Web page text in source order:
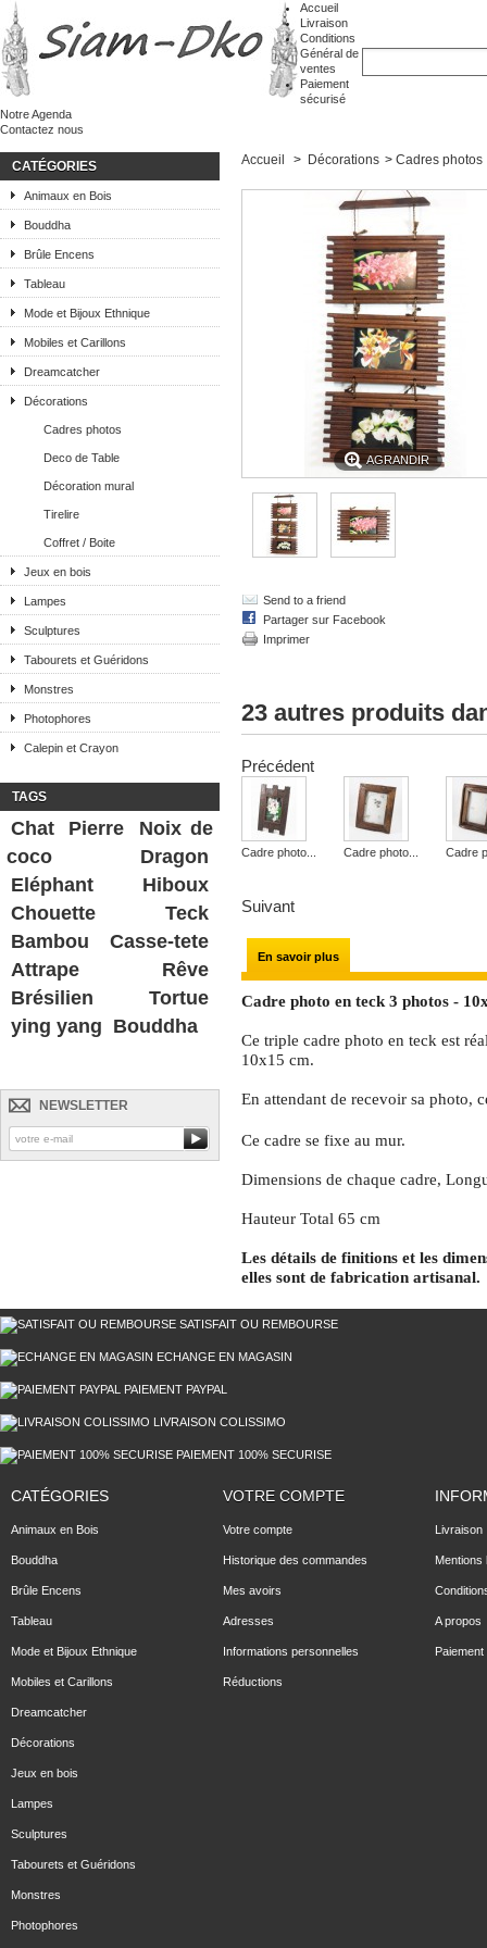
Accueil
Livraison
Conditions
Général de
ventes
Paiement
sécurisé
Notre Agenda
Contactez nous
CATÉGORIES
Animaux en Bois
Bouddha
Brûle Encens
Tableau
Mode et Bijoux Ethnique
Mobiles et Carillons
Dreamcatcher
Décorations
Cadres photos
Deco de Table
Décoration mural
Tirelire
Coffret / Boite
Jeux en bois
Lampes
Sculptures
Tabourets et Guéridons
Monstres
Photophores
Calepin et Crayon
TAGS
Chat Pierre
Noix de
coco
Dragon
Eléphant
Hiboux
Chouette
Teck
Bambou
Casse-tete
Attrape Rêve
Brésilien
Tortue
ying yang Bouddha
NEWSLETTER
Accueil > Décorations > Cadres photos
AGRANDIR
Send to a friend
Partager sur Facebook
Imprimer
23 autres produits
Précédent
Cadre photo... Cadre photo... Cadre
Suivant
En savoir plus
Cadre photo en teck 3 photos -
Ce triple cadre photo en teck est
10x15 cm.
En attendant de recevoir sa photo,
Ce cadre se fixe au mur.
Dimensions de chaque cadre,
Hauteur Total 65 cm
Les détails de finitions et les
elles sont de fabrication artisanal.
SATISFAIT OU REMBOURSE
ECHANGE EN MAGASIN
PAIEMENT PAYPAL
LIVRAISON COLISSIMO
PAIEMENT 100% SECURISE
CATÉGORIES
Animaux en Bois
Bouddha
Brûle Encens
Tableau
Mode et Bijoux Ethnique
Mobiles et Carillons
Dreamcatcher
Décorations
Jeux en bois
Lampes
Sculptures
Tabourets et Guéridons
Monstres
Photophores
VOTRE COMPTE
Votre compte
Historique des commandes
Mes avoirs
Adresses
Informations personnelles
Réductions
Livraison
Mentions
A propos